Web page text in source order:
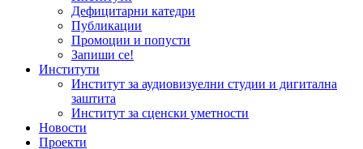
Дефицитарни катедри
Публикации
Промоции и попусти
Запиши се!
Институти
Институт за аудиовизуелни студии и дигитална
заштита
Институт за сценски уметности
Новости
Проекти